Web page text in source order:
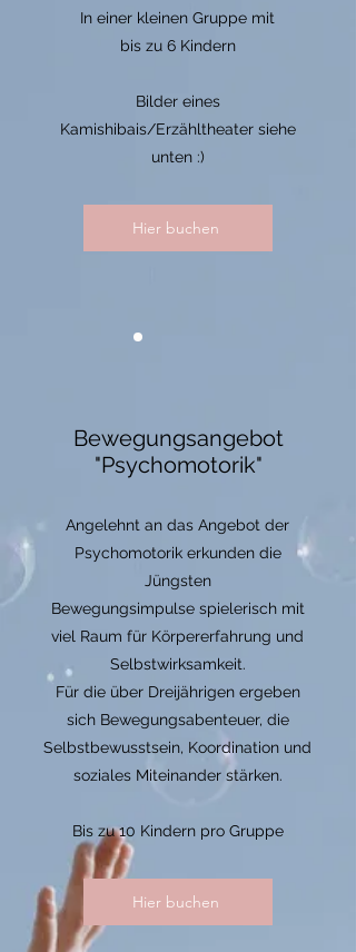
In einer kleinen Gruppe mit
bis zu 6 Kindern
Bilder eines
Kamishibais/Erzähltheater siehe
unten :)
Hier buchen
Bewegungsangebot
"Psychomotorik"
Angelehnt an das Angebot der
Psychomotorik erkunden die
Jüngsten
Bewegungsimpulse spielerisch mit
viel Raum für Körpererfahrung und
Selbstwirksamkeit.
Für die über Dreijährigen ergeben
sich Bewegungsabenteuer, die
Selbstbewusstsein, Koordination und
soziales Miteinander stärken.
Bis zu 10 Kindern pro Gruppe
Hier buchen